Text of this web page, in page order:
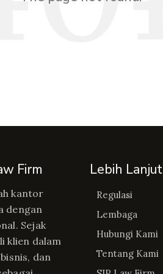
Firm
kantor
dengan
Sejak
klien dalam
dan
Lebih Lanjut
Regulasi
Lembaga
Hubungi Kami
Tentang Kami